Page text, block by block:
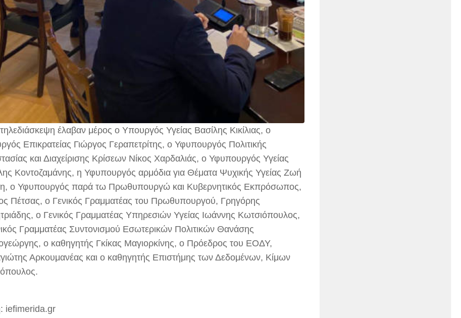
έλαβαν μέρος ο Υπουργός Υγείας Βασίλης Κικίλιας, ο
Επικρατείας Γιώργος Γεραπετρίτης, ο Υφυπουργός Πολιτικής
και Διαχείρισης Κρίσεων Νίκος Χαρδαλιάς, o Υφυπουργός Υγείας
Κοντοζαμάνης, η Υφυπουργός αρμόδια για Θέματα Ψυχικής Υγείας Ζωή
ο Υφυπουργός παρά τω Πρωθυπουργώ και Κυβερνητικός Εκπρόσωπος,
Πέτσας, ο Γενικός Γραμματέας του Πρωθυπουργού, Γρηγόρης
ο Γενικός Γραμματέας Υπηρεσιών Υγείας Ιωάννης Κωτσιόπουλος,
Γραμματέας Συντονισμού Εσωτερικών Πολιτικών Θανάσης
ο καθηγητής Γκίκας Μαγιορκίνης, ο Πρόεδρος του ΕΟΔΥ,
Αρκουμανέας και ο καθηγητής Επιστήμης των Δεδομένων, Κίμων
iefimerida.gr